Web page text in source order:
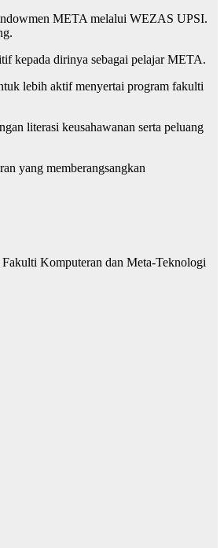
META melalui WEZAS UPSI.
kepada dirinya sebagai pelajar META.
lebih aktif menyertai program fakulti
literasi keusahawanan serta peluang
yang memberangsangkan
Fakulti Komputeran dan Meta-Teknologi